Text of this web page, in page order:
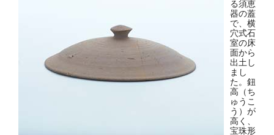
る須恵
器の蓋
で、横
穴式石
室の床
面から
出土し
まし
た。鈕
高（ち
ゅうこ
う）が
高く、
宝珠形